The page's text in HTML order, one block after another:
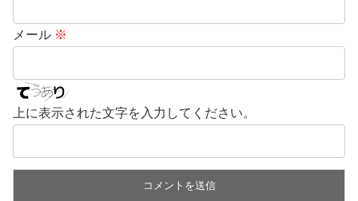
メール ※
上に表示された文字を入力してください。